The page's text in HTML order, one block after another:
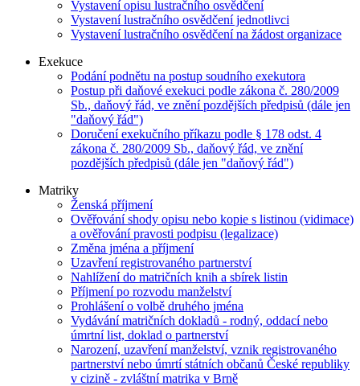
Vystavení opisu lustračního osvědčení
Vystavení lustračního osvědčení jednotlivci
Vystavení lustračního osvědčení na žádost organizace
Exekuce
Podání podnětu na postup soudního exekutora
Postup při daňové exekuci podle zákona č. 280/2009
Sb., daňový řád, ve znění pozdějších předpisů (dále jen
"daňový řád")
Doručení exekučního příkazu podle § 178 odst. 4
zákona č. 280/2009 Sb., daňový řád, ve znění
pozdějších předpisů (dále jen "daňový řád")
Matriky
Ženská příjmení
Ověřování shody opisu nebo kopie s listinou (vidimace)
a ověřování pravosti podpisu (legalizace)
Změna jména a příjmení
Uzavření registrovaného partnerství
Nahlížení do matričních knih a sbírek listin
Příjmení po rozvodu manželství
Prohlášení o volbě druhého jména
Vydávání matričních dokladů - rodný, oddací nebo
úmrtní list, doklad o partnerství
Narození, uzavření manželství, vznik registrovaného
partnerství nebo úmrtí státních občanů České republiky
v cizině - zvláštní matrika v Brně